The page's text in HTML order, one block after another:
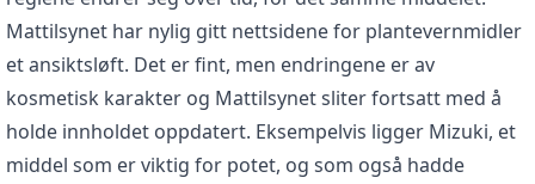
Mattilsynet har nylig gitt nettsidene for plantevernmidler
et ansiktsløft. Det er fint, men endringene er av
kosmetisk karakter og Mattilsynet sliter fortsatt med å
holde innholdet oppdatert. Eksempelvis ligger Mizuki, et
middel som er viktig for potet, og som også hadde